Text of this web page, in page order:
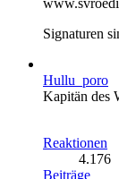
Signaturen
Hullu_poro
Kapitän des
Reaktionen
4.176
Beiträge